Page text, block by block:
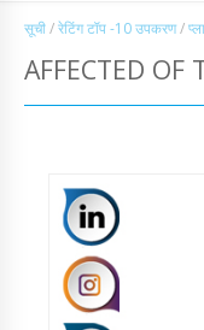
सूची/रेटिंग टॉप -10 उपकरण/
AFFECTED OF